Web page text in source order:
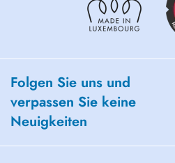
Folgen Sie uns und
verpassen Sie keine
Neuigkeiten